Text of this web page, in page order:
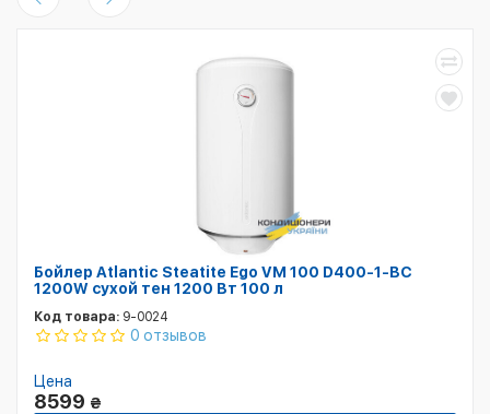
Бойлер Atlantic Steatite Ego VM 100 D400-1-BC
1200W сухой тен 1200 Вт 100 л
Код товара: 9-0024
0 отзывов
Цена
8599 ₴